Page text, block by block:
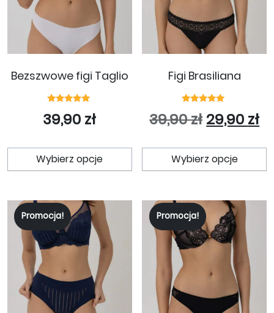
Bezszwowe figi Taglio
5.00
na 5
39,90 zł
Wybierz opcje
Ten produkt ma wiele
Figi Brasiliana
5.00
na 5
39,90zł 29,90 zł
Wybierz opcje
Promocja! Promocja!